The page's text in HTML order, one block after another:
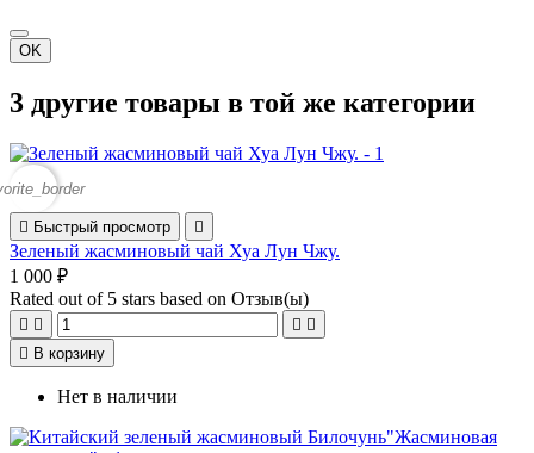
OK
3 другие товары в той же категории
 Быстрый просмотр 
Зеленый жасминовый чай Хуа Лун Чжу.
1 000 ₽
Rated out of 5 stars based on Отзыв(ы)
   
 В корзину
Нет в наличии